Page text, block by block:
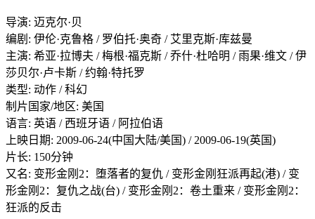
导演: 迈克尔·贝
编剧: 伊伦·克鲁格 / 罗伯托·奥奇 / 艾里克斯·库兹曼
主演: 希亚·拉博夫 / 梅根·福克斯 / 乔什·杜哈明 / 雨果·维文 / 伊
莎贝尔·卢卡斯 / 约翰·特托罗
类型: 动作 / 科幻
制片国家/地区: 美国
语言: 英语 / 西班牙语 / 阿拉伯语
上映日期: 2009-06-24(中国大陆/美国) / 2009-06-19(英国)
片长: 150分钟
又名: 变形金刚2：堕落者的复仇 / 变形金刚狂派再起(港) / 变
形金刚2：复仇之战(台) / 变形金刚2：卷土重来 / 变形金刚2：
狂派的反击